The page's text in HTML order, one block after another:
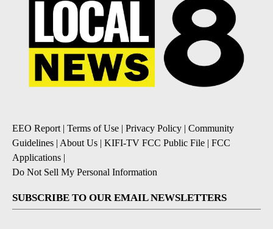
EEO Report| Terms of Use | Privacy Policy | Community
Guidelines | About Us | KIFI-TV FCC Public File | FCC
Applications |
Do Not Sell My Personal Information
SUBSCRIBE TO OUR EMAIL NEWSLETTERS